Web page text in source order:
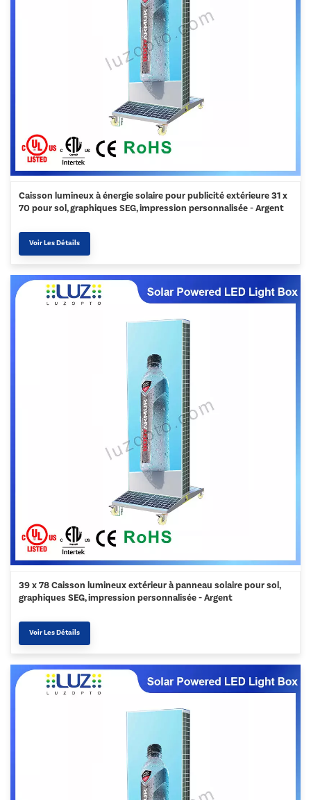
Caisson lumineux à énergie solaire pour publicité extérieure 31 x
70 pour sol, graphiques SEG, impression personnalisée - Argent
Voir Les Détails
39 x 78 Caisson lumineux extérieur à panneau solaire pour sol,
graphiques SEG, impression personnalisée - Argent
Voir Les Détails